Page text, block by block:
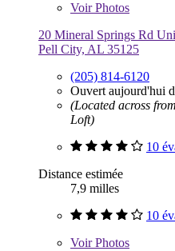
VoirPhotos
20 Mineral Springs Rd
Pell City, AL 35125
(205) 814-6120
Ouvert aujourd'hui
(Located across
Loft)
10
Distance estimée
7,9 milles
10
VoirPhotos